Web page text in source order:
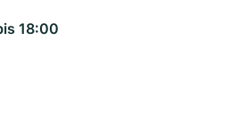
18:00